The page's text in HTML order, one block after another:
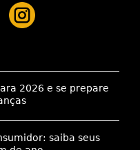
2026 e se prepare
saiba seus